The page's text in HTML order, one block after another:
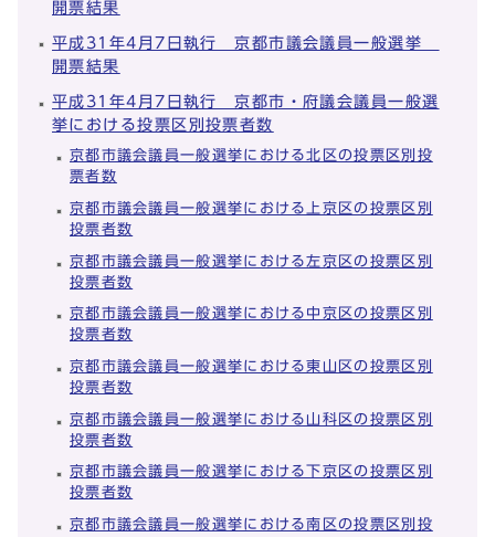
開票結果
平成31年4月7日執行 京都市議会議員一般選挙
開票結果
平成31年4月7日執行 京都市・府議会議員一般選
挙における投票区別投票者数
京都市議会議員一般選挙における北区の投票区別投
票者数
京都市議会議員一般選挙における上京区の投票区別
投票者数
京都市議会議員一般選挙における左京区の投票区別
投票者数
京都市議会議員一般選挙における中京区の投票区別
投票者数
京都市議会議員一般選挙における東山区の投票区別
投票者数
京都市議会議員一般選挙における山科区の投票区別
投票者数
京都市議会議員一般選挙における下京区の投票区別
投票者数
京都市議会議員一般選挙における南区の投票区別投